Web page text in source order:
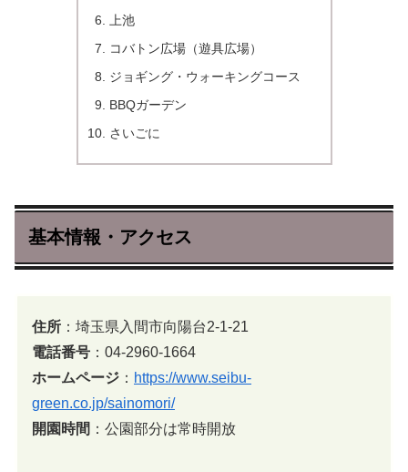
上池
コバトン広場（遊具広場）
ジョギング・ウォーキングコース
BBQガーデン
さいごに
基本情報・アクセス
住所 ：埼玉県入間市向陽台2-1-21
電話番号 ：04-2960-1664
ホームページ ： https://www.seibu-
green.co.jp/sainomori/
開園時間 ：公園部分は常時開放